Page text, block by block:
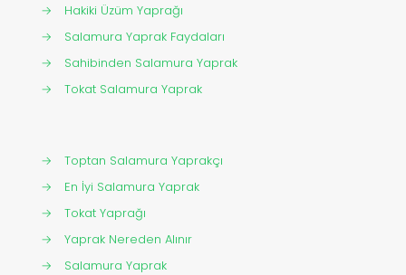
→
Hakiki Üzüm Yaprağı
→
Salamura Yaprak Faydaları
→
Sahibinden Salamura Yaprak
→
Tokat Salamura Yaprak
→
Toptan Salamura Yaprakçı
→
En İyi Salamura Yaprak
→
Tokat Yaprağı
→
Yaprak Nereden Alınır
→
Salamura Yaprak